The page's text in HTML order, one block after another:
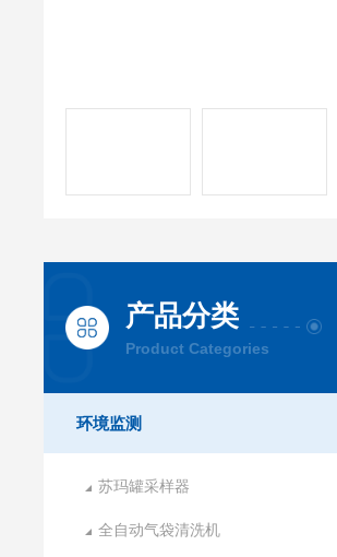
产品分类
Product Categories
环境监测
苏玛罐采样器
全自动气袋清洗机